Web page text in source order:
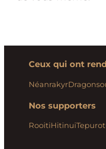
Ceux qui ont
Néanrakyr
Nos supporters
RooitiHitinui